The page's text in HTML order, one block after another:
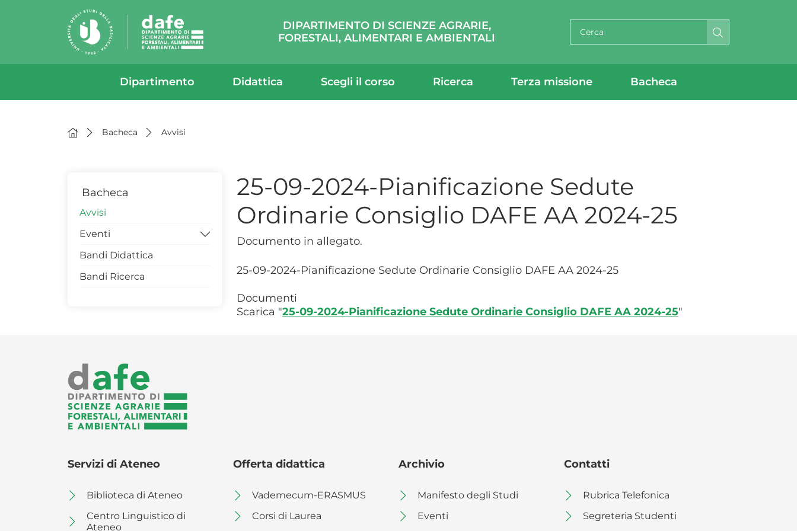
DIPARTIMENTO DI SCIENZE AGRARIE,
FORESTALI, ALIMENTARI E AMBIENTALI
Dipartimento Didattica Scegli il corso Ricerca Terza missione Bacheca
Bacheca Avvisi
25-09-2024-Pianificazione Sedute
Ordinarie Consiglio DAFE AA 2024-25
Documento in allegato.
25-09-2024-Pianificazione Sedute Ordinarie Consiglio DAFE AA 2024-25
Documenti
Scarica "25-09-2024-Pianificazione Sedute Ordinarie Consiglio DAFE AA 2024-25"
Bacheca
Avvisi
Eventi
Workshop
Convegni
Bandi Didattica
Bandi Ricerca
Servizi di Ateneo
Biblioteca di Ateneo
Centro Linguistico di
Ateneo
Offerta didattica
Vademecum-ERASMUS
Corsi di Laurea
Archivio
Manifesto degli Studi
Eventi
Contatti
Rubrica Telefonica
Segreteria Studenti